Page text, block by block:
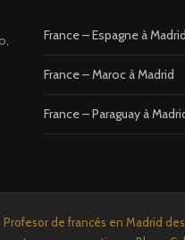
France – Espagne à Madrid
France – Maroc à Madrid
France – Paraguay à
de francés en Madrid